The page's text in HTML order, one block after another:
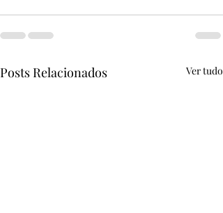
Posts Relacionados Ver tudo